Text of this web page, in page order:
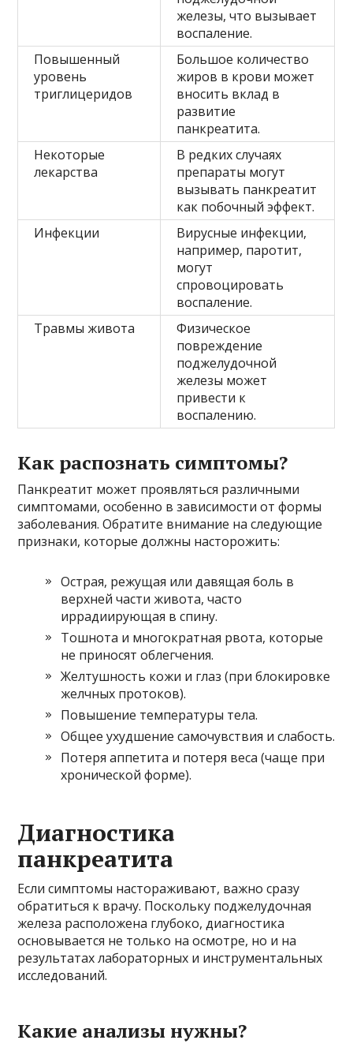
железы, что вызывает
воспаление.
Повышенный
уровень
триглицеридов
Большое количество
жиров в крови может
вносить вклад в
развитие
панкреатита.
Некоторые
лекарства
В редких случаях
препараты могут
вызывать панкреатит
как побочный эффект.
Инфекции
Вирусные инфекции,
например, паротит,
могут
спровоцировать
воспаление.
Травмы живота
Физическое
повреждение
поджелудочной
железы может
привести к
воспалению.
Как распознать симптомы?
Панкреатит может проявляться различными
симптомами, особенно в зависимости от формы
заболевания. Обратите внимание на следующие
признаки, которые должны насторожить:
Острая, режущая или давящая боль в
верхней части живота, часто
иррадиирующая в спину.
Тошнота и многократная рвота, которые
не приносят облегчения.
Желтушность кожи и глаз (при блокировке
желчных протоков).
Повышение температуры тела.
Общее ухудшение самочувствия и слабость.
Потеря аппетита и потеря веса (чаще при
хронической форме).
Диагностика
панкреатита
Если симптомы настораживают, важно сразу
обратиться к врачу. Поскольку поджелудочная
железа расположена глубоко, диагностика
основывается не только на осмотре, но и на
результатах лабораторных и инструментальных
исследований.
Какие анализы нужны?